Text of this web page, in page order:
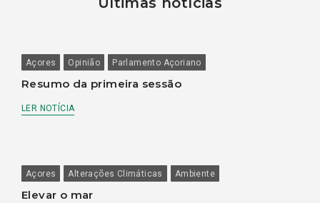
Açores Opinião Parlamento Açoriano
Resumo da primeira sessão
LER NOTÍCIA
Açores Alterações Climáticas Ambiente
Elevar o mar